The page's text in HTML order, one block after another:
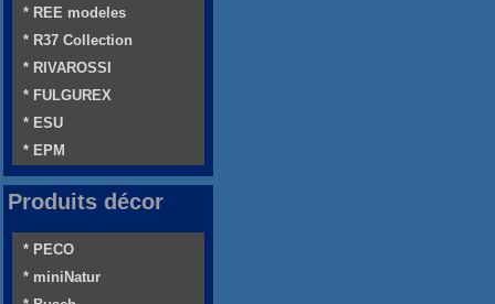
* REE modeles
* R37 Collection
* RIVAROSSI
* FULGUREX
* ESU
* EPM
Produits décor
* PECO
* miniNatur